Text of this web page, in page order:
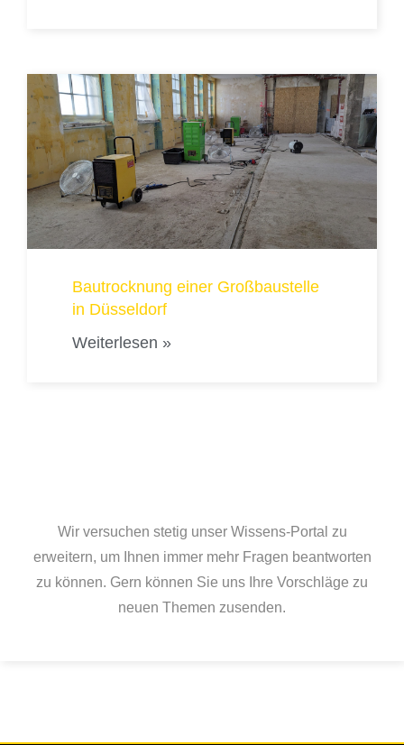
Bautrocknung einer Großbaustelle
in Düsseldorf
Weiterlesen »
Wir versuchen stetig unser Wissens-Portal zu
erweitern, um Ihnen immer mehr Fragen beantworten
zu können. Gern können Sie uns Ihre Vorschläge zu
neuen Themen zusenden.